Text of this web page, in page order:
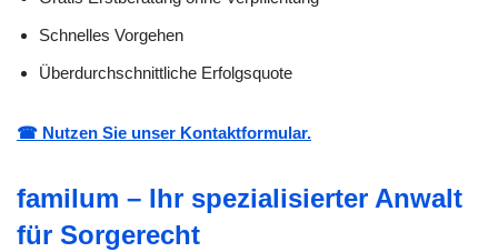
Schnelles Vorgehen
Überdurchschnittliche Erfolgsquote
☎ Nutzen Sie unser Kontaktformular.
familum – Ihr spezialisierter Anwalt
für Sorgerecht